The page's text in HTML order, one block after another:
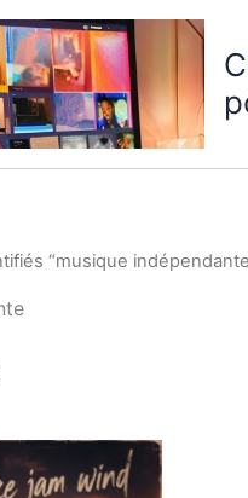
“musique